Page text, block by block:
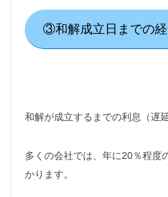
③和解成立日までの経
和解が成立するまでの利息（遅
多くの会社では、年に20％程度
かります。